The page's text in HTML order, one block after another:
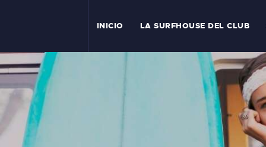
INICIO LA SURFHOUSE DEL CLUB